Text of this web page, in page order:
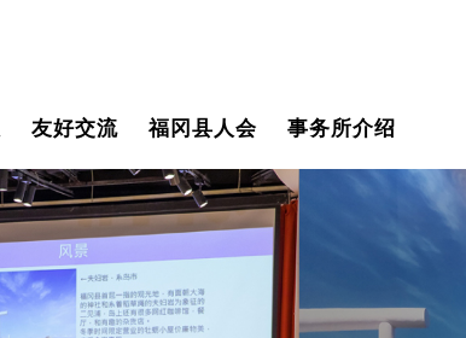
友好交流 福冈县人会 事务所介绍